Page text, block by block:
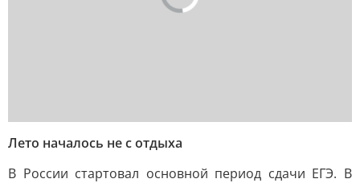
Лето началось не с отдыха
В России стартовал основной период сдачи ЕГЭ. В